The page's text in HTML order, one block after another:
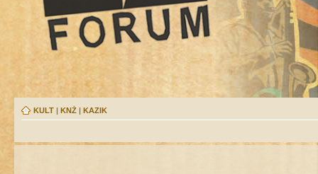
KULT | KNŻ | KAZIK